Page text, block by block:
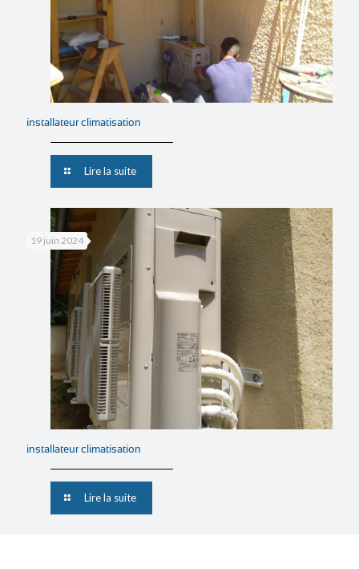
installateur climatisation
Lire la suite
19 juin 2024
installateur climatisation
Lire la suite